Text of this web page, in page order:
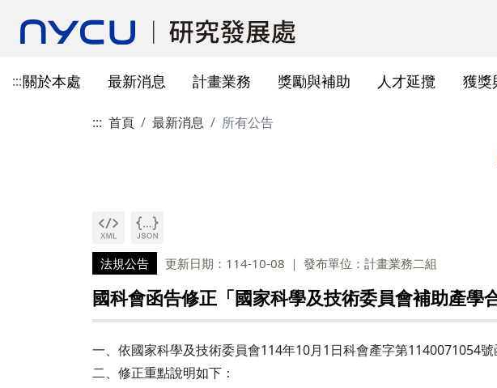
:::關於本處
本處成員
計畫業務組
儀器資源中心
研究總中心
最新消息
獎補助公告
計畫業務
國際合作補助計畫
本校相關表格
產學合作(非國科會)計畫申請
本校相關表格
獎勵與補助
獎勵與補助方案申請 線上作業系統連結
人才延攬
教育部玉山學者計畫 研發替代役
獲獎
其他公家機關獎項
非公家機關獎項
重要論文
本校教師榮獲重要學術獎項
學術成果發表指引
本校對校內學術出版實務之指
SciVal用戶資源
學術合作
構學術交流與合作協議
研究
辦公室與各儀器室位置 教育訓練公告
國科會基礎研究核心設施預約
陽明校區-門禁及儀器預約系統
陽明校區-儀器使用費查詢
最新消息及教育訓練
產學合作(非國科會)計畫
法規查詢
儀器資源相關
校內外獎補助
研發成果相關
儀器
::: 首頁 最新消息 所有公告
法規公告 更新日期：114-10-08 發布單位：計畫業務二組
國科會函告修正「國家科學及技術委員會補助產學
一、依國家科學及技術委員會114年10月1日科會產字第1140071054號
二、修正重點說明如下：